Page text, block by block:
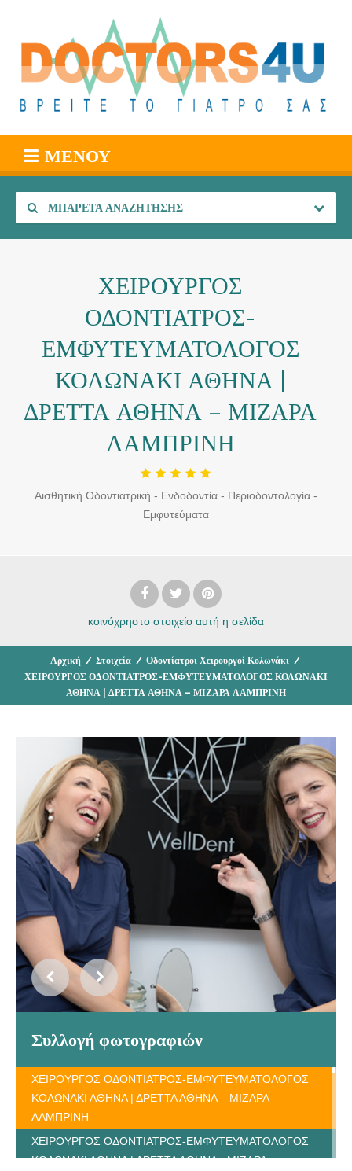
ΜΕΝΟΎ
ΜΠΑΡΈΤΑ ΑΝΑΖΉΤΗΣΗΣ
ΧΕΙΡΟΥΡΓΟΣ
ΟΔΟΝΤΙΑΤΡΟΣ-
ΕΜΦΥΤΕΥΜΑΤΟΛΟΓΟΣ
ΚΟΛΩΝΑΚΙ ΑΘΗΝΑ |
ΔΡΕΤΤΑ ΑΘΗΝΑ – ΜΙΖΑΡΑ
ΛΑΜΠΡΙΝΗ
Αισθητική Οδοντιατρική - Ενδοδοντία - Περιοδοντολογία -
Εμφυτεύματα
κοινόχρηστο στοιχείο αυτή η σελίδα
Αρχική / Στοιχεία / Οδοντίατροι Χειρουργοί Κολωνάκι /
ΧΕΙΡΟΥΡΓΟΣ ΟΔΟΝΤΙΑΤΡΟΣ-ΕΜΦΥΤΕΥΜΑΤΟΛΟΓΟΣ ΚΟΛΩΝΑΚΙ
ΑΘΗΝΑ | ΔΡΕΤΤΑ ΑΘΗΝΑ – ΜΙΖΑΡΑ ΛΑΜΠΡΙΝΗ
Συλλογή φωτογραφιών
ΧΕΙΡΟΥΡΓΟΣ ΟΔΟΝΤΙΑΤΡΟΣ-ΕΜΦΥΤΕΥΜΑΤΟΛΟΓΟΣ
ΚΟΛΩΝΑΚΙ ΑΘΗΝΑ | ΔΡΕΤΤΑ ΑΘΗΝΑ – ΜΙΖΑΡΑ
ΛΑΜΠΡΙΝΗ
ΧΕΙΡΟΥΡΓΟΣ ΟΔΟΝΤΙΑΤΡΟΣ-ΕΜΦΥΤΕΥΜΑΤΟΛΟΓΟΣ
ΚΟΛΩΝΑΚΙ ΑΘΗΝΑ | ΔΡΕΤΤΑ ΑΘΗΝΑ - ΜΙΖΑΡΑ